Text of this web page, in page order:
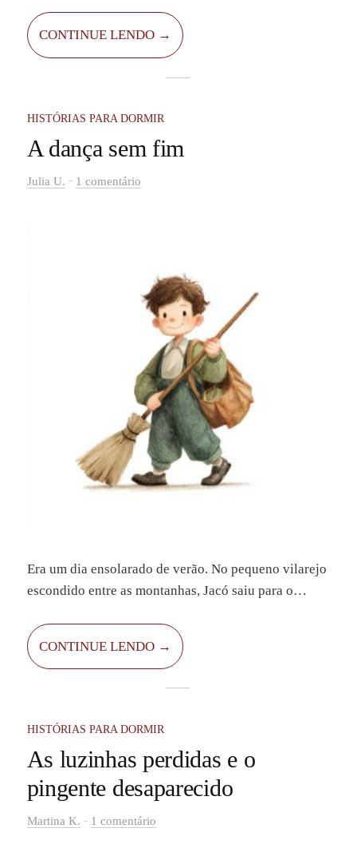
começava a florescer, e por toda parte o ar cheirava a
primavera e aventura.
CONTINUE LENDO →
HISTÓRIAS PARA DORMIR
A dança sem fim
Julia U. - 1 comentário
Era um dia ensolarado de verão. No pequeno vilarejo
escondido entre as montanhas, Jacó saiu para o
muito bem. Todos os dias, ele precisava regar o
jardim de ervas dela e, depois, varrer todos os
CONTINUE LENDO →
HISTÓRIAS PARA DORMIR
As luzinhas perdidas e o
pingente desaparecido
Martina K. - 1 comentário